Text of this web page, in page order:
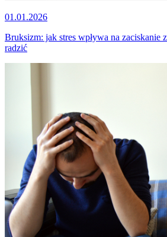
01.01.2026
Bruksizm: jak stres wpływa na zaciskanie
radzić